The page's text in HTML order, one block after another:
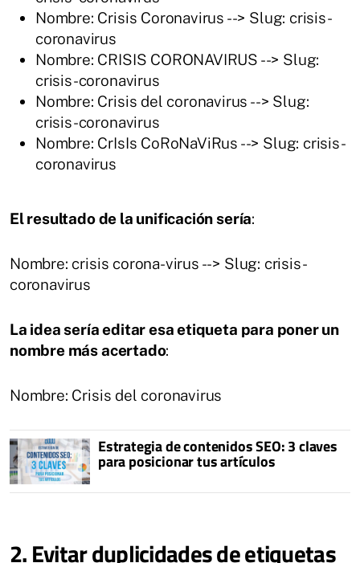
Nombre: Crisis Coronavirus --> Slug: crisis-
coronavirus
Nombre: CRISIS CORONAVIRUS --> Slug:
crisis-coronavirus
Nombre: Crisis del coronavirus --> Slug:
crisis-coronavirus
Nombre: CrIsIs CoRoNaViRus --> Slug: crisis-
coronavirus
El resultado de la unificación sería:
Nombre: crisis corona-virus --> Slug: crisis-
coronavirus
La idea sería editar esa etiqueta para poner un
nombre más acertado:
Nombre: Crisis del coronavirus
Estrategia de contenidos SEO: 3 claves
para posicionar tus artículos
2. Evitar duplicidades de etiquetas